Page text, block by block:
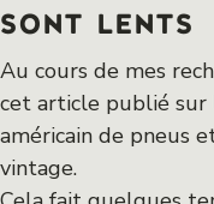
sont lents
Au cours de mes
cet article publié sur
américain de pneus
vintage.